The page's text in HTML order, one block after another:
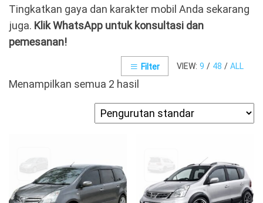
Tingkatkan gaya dan karakter mobil Anda sekarang
juga. Klik WhatsApp untuk konsultasi dan
pemesanan!
VIEW: 9 / 48 / ALL
Filter
Menampilkan semua 2 hasil